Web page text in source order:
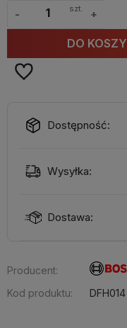
szt. +
-
DO
Dostępność:
Wysyłka:
Dostawa:
Producent:
Kod produktu:
DFH014